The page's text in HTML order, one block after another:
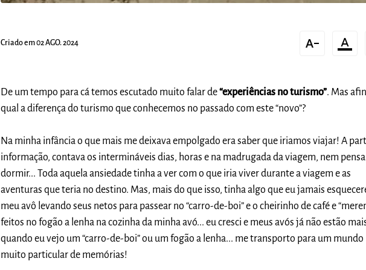
Criado em 02 AGO. 2024 text_decrease format_color_text
De um tempo para cá temos escutado muito falar de“experiências no turismo”. Mas
qual a diferença do turismo que conhecemos no passado com este “novo”?
Na minha infância o que mais me deixava empolgado era saber que iriamos viajar! A
informação, contava os intermináveis dias, horas e na madrugada da viagem, nem
dormir... Toda aquela ansiedade tinha a ver com o que iria viver durante a viagem e as
aventuras que teria no destino. Mas, mais do que isso, tinha algo que eu jamais
meu avô levando seus netos para passear no “carro-de-boi” e o cheirinho de café e
feitos no fogão a lenha na cozinha da minha avó... eu cresci e meus avós já não estão
quando eu vejo um “carro-de-boi” ou um fogão a lenha... me transporto para um mundo
muito particular de memórias!